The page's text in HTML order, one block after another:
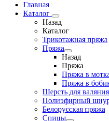
Главная
Каталог
Назад
Каталог
Трикотажная пряжа
Пряжа
Назад
Пряжа
Пряжа в
Пряжа в
Шерсть для
Полиэфирный
Белорусская пряжа
Спицы